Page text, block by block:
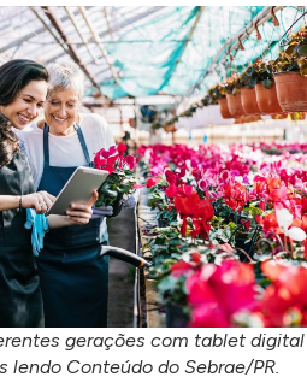
gerações com tablet digital
lendo Conteúdo do Sebrae/PR.